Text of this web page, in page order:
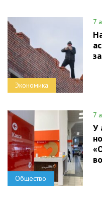
Экономика
7
Общество
7
У